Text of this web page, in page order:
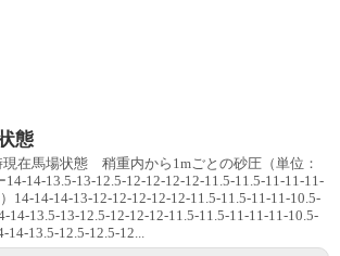
態
現在馬場状態 稍重内から1mごとの砂圧（単位：
14-13.5-13-12.5-12-12-12-12-11.5-11.5-11-11-11-
14-14-14-13-12-12-12-12-12-11.5-11.5-11-11-10.5-
14-13.5-13-12.5-12-12-12-11.5-11.5-11-11-11-10.5-
13.5-12.5-12.5-12...